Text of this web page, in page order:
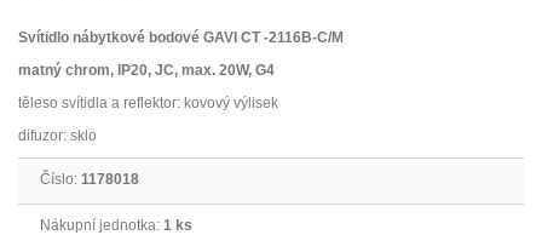
Svítidlo nábytkové bodové GAVI CT -2116B-C/M
matný chrom, IP20, JC, max. 20W, G4
těleso svítidla a reflektor: kovový výlisek
difuzor: sklo
Číslo: 1178018
Nákupní jednotka: 1 ks